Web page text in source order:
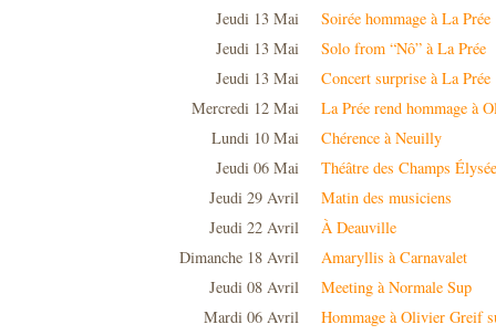
Jeudi 13 Mai
Soirée hommage à La Prée
Jeudi 13 Mai
Solo from “Nô” à La Prée
Jeudi 13 Mai
Concert surprise à La Prée
Mercredi 12 Mai
La Prée rend hommage à
Lundi 10 Mai
Chérence à Neuilly
Jeudi 06 Mai
Théâtre des Champs
Jeudi 29 Avril
Matin des musiciens
Jeudi 22 Avril
À Deauville
Dimanche 18 Avril
Amaryllis à Carnavalet
Jeudi 08 Avril
Meeting à Normale Sup
Mardi 06 Avril
Hommage à Olivier Greif